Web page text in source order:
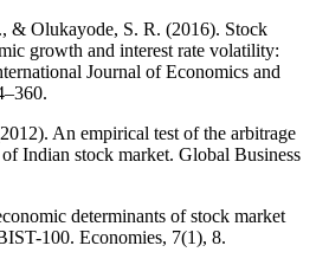
& Olukayode, S. R. (2016). Stock
growth and interest rate volatility:
Journal of Economics and
An empirical test of the arbitrage
Indian stock market. Global Business
determinants of stock market
100. Economies, 7(1), 8.